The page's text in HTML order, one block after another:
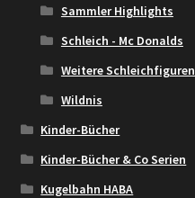
Sammler Highlights
Schleich - Mc Donalds
Weitere Schleichfiguren
Wildnis
Kinder-Bücher
Kinder-Bücher & Co Serien
Kugelbahn HABA